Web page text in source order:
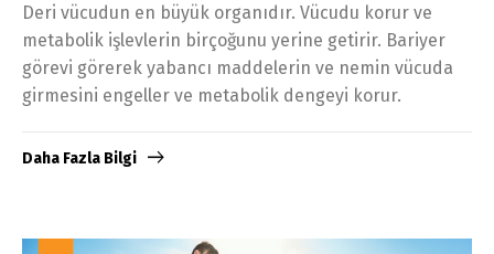
Deri vücudun en büyük organıdır. Vücudu korur ve
metabolik işlevlerin birçoğunu yerine getirir. Bariyer
görevi görerek yabancı maddelerin ve nemin vücuda
girmesini engeller ve metabolik dengeyi korur.
Daha Fazla Bilgi